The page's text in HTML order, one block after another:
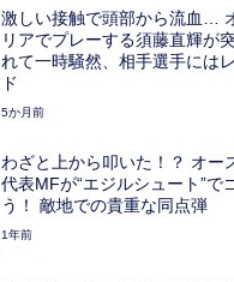
激しい接触で頭部から流血…
リアでプレーする須藤直輝が
れて一時騒然、相手選手には
ド
5か月前
わざと上から叩いた！？ オー
代表MFが“エジルシュート”で
う！ 敵地での貴重な同点弾
1年前